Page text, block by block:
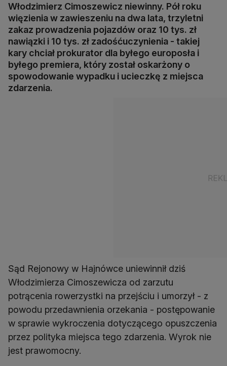
Włodzimierz Cimoszewicz niewinny. Pół roku
więzienia w zawieszeniu na dwa lata, trzyletni
zakaz prowadzenia pojazdów oraz 10 tys. zł
nawiązki i 10 tys. zł zadośćuczynienia - takiej
kary chciał prokurator dla byłego europosła i
byłego premiera, który został oskarżony o
spowodowanie wypadku i ucieczkę z miejsca
zdarzenia.
Sąd Rejonowy w Hajnówce uniewinnił dziś
Włodzimierza Cimoszewicza od zarzutu
potrącenia rowerzystki na przejściu i umorzył - z
powodu przedawnienia orzekania - postępowanie
w sprawie wykroczenia dotyczącego opuszczenia
przez polityka miejsca tego zdarzenia. Wyrok nie
jest prawomocny.